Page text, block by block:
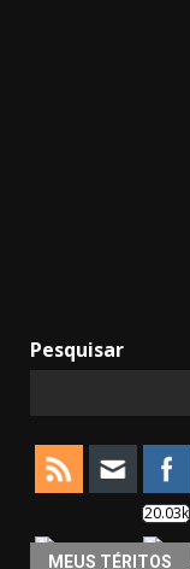
Pesquisar
20.03k
MEUS TÉRITOS